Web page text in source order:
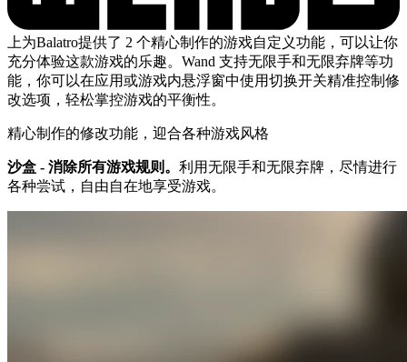
上为Balatro提供了 2 个精心制作的游戏自定义功能，可以让你
充分体验这款游戏的乐趣。Wand 支持无限手和无限弃牌等功
能，你可以在应用或游戏内悬浮窗中使用切换开关精准控制修
改选项，轻松掌控游戏的平衡性。
精心制作的修改功能，迎合各种游戏风格
沙盒 - 消除所有游戏规则。 利用无限手和无限弃牌，尽情进行
各种尝试，自由自在地享受游戏。